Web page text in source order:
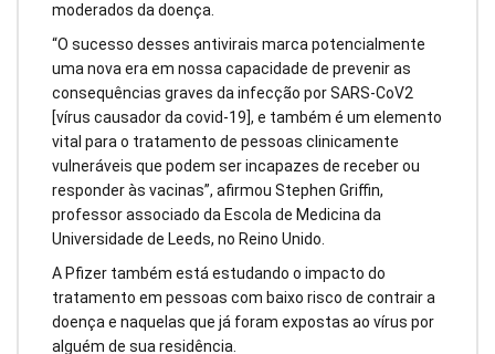
moderados da doença.
“O sucesso desses antivirais marca potencialmente
uma nova era em nossa capacidade de prevenir as
consequências graves da infecção por SARS-CoV2
[vírus causador da covid-19], e também é um elemento
vital para o tratamento de pessoas clinicamente
vulneráveis que podem ser incapazes de receber ou
responder às vacinas”, afirmou Stephen Griffin,
professor associado da Escola de Medicina da
Universidade de Leeds, no Reino Unido.
A Pfizer também está estudando o impacto do
tratamento em pessoas com baixo risco de contrair a
doença e naquelas que já foram expostas ao vírus por
alguém de sua residência.